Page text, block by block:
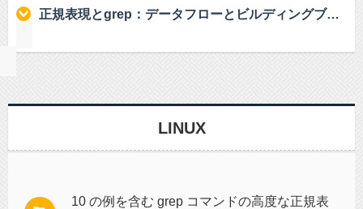
正規表現とgrep：データフローとビルディングブロック
LINUX
10 の例を含む grep コマンドの高度な正規表